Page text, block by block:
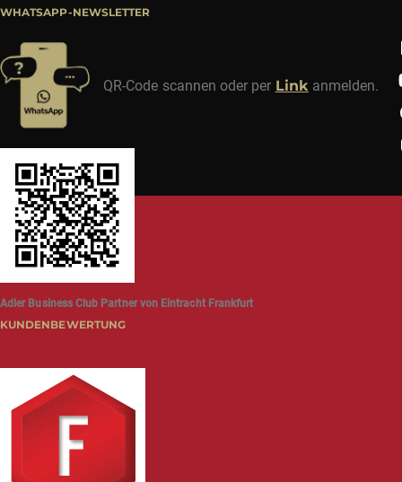
WHATSAPP-NEWSLETTER
QR-Code scannen oder per Linkanmelden.
Adler Business Club Partner von Eintracht Frankfurt
KUNDENBEWERTUNG